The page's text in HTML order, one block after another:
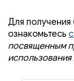
Для
ознакомьтесь
посвященным